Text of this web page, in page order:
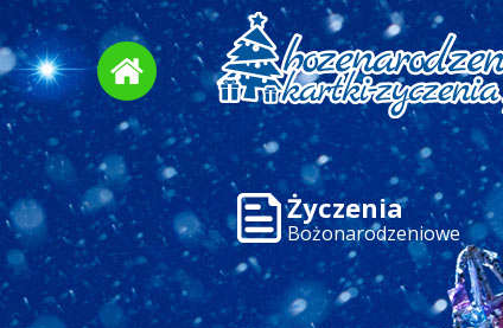
Życzenia
Bożonarodzeniowe